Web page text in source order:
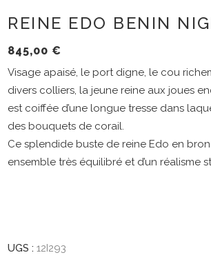
REINE EDO BENIN
845,00 €
Visage apaisé, le port digne, le cou
divers colliers, la jeune reine aux joues
est coiffée d’une longue tresse dans
des bouquets de corail.
Ce splendide buste de reine Edo en
ensemble très équilibré et d’un réalisme
UGS :12I293